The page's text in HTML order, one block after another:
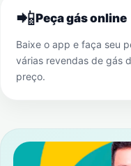
📲Peça gás online
Baixe o app e faça seu
várias revendas de gás
preço.